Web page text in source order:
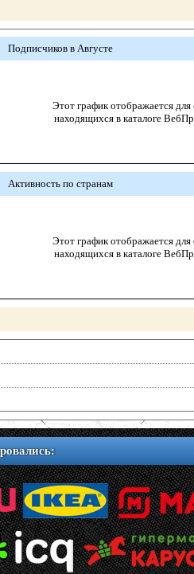
Подписчиков в Августе
Этот график отображается для
находящихся в каталоге
Активность по странам
Этот график отображается для
находящихся в каталоге